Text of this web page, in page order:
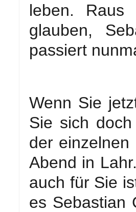
leben. Raus
glauben,
passiert
Wenn Sie
Sie sich
der einzelnen
Abend in
auch für Sie
es Sebastian